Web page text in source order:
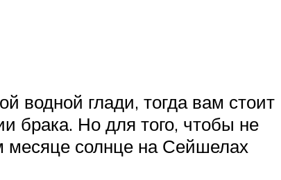
водной глади, тогда вам стоит
брака. Но для того, чтобы не
месяце солнце на Сейшелах